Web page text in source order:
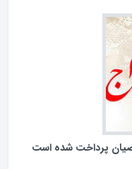
خصوصی و شیوه‌های
دیگر عملکرد شبکه
قرار داده است.